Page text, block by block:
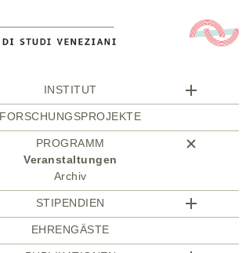
INSTITUT
FORSCHUNGSPROJEKTE
PROGRAMM
Veranstaltungen
Archiv
STIPENDIEN
EHRENGÄSTE